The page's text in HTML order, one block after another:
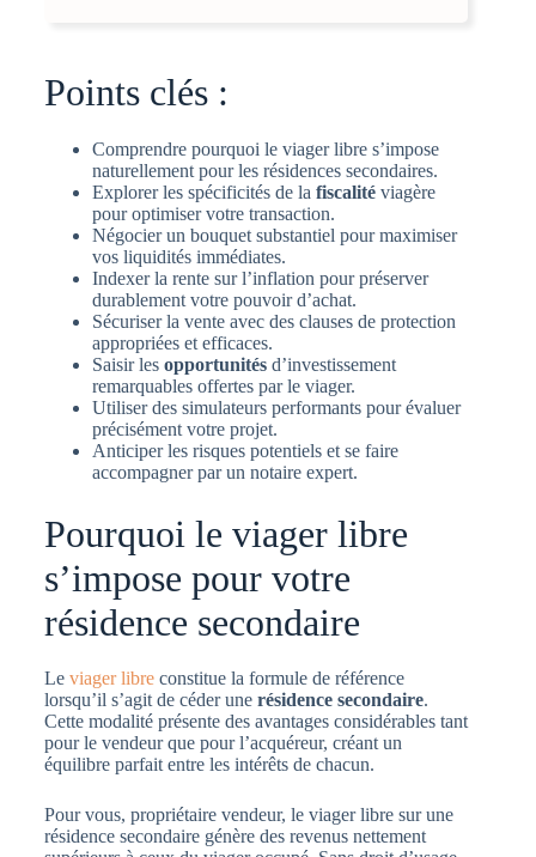
Points clés :
Comprendre pourquoi le viager libre s’impose
naturellement pour les résidences secondaires.
Explorer les spécificités de la fiscalitéviagère
pour optimiser votre transaction.
Négocier un bouquet substantiel pour maximiser
vos liquidités immédiates.
Indexer la rente sur l’inflation pour préserver
durablement votre pouvoir d’achat.
Sécuriser la vente avec des clauses de protection
appropriées et efficaces.
Saisir les opportunitésd’investissement
remarquables offertes par le viager.
Utiliser des simulateurs performants pour évaluer
précisément votre projet.
Anticiper les risques potentiels et se faire
accompagner par un notaire expert.
Pourquoi le viager libre
s’impose pour votre
résidence secondaire
Le viager libreconstitue la formule de référence
lorsqu’il s’agit de céder une résidence secondaire.
Cette modalité présente des avantages considérables tant
pour le vendeur que pour l’acquéreur, créant un
équilibre parfait entre les intérêts de chacun.
Pour vous, propriétaire vendeur, le viager libre sur une
résidence secondaire génère des revenus nettement